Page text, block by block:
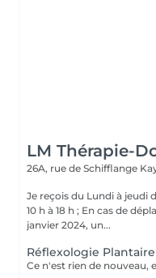
LM Thérapie-
26A, rue de Schifflange
Je reçois du Lundi à jeudi de 10 h à 20 h ;
10 h à 18 h ; En cas de
janvier 2024, un...
Réflexologie Plantaire